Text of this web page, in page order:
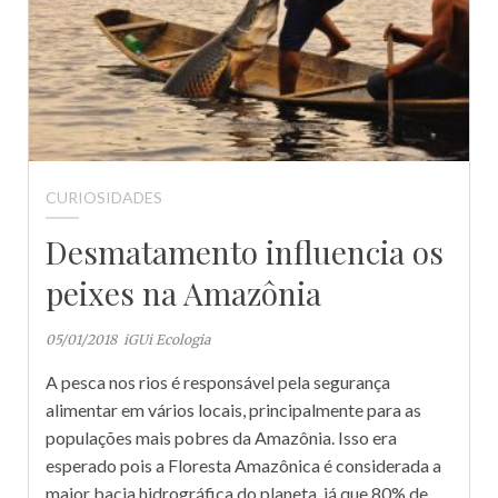
CURIOSIDADES
Desmatamento influencia os
peixes na Amazônia
05/01/2018 iGUi Ecologia
A pesca nos rios é responsável pela segurança
alimentar em vários locais, principalmente para as
populações mais pobres da Amazônia. Isso era
esperado pois a Floresta Amazônica é considerada a
maior bacia hidrográfica do planeta, já que 80% de